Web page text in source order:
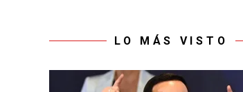
LO MÁS VISTO